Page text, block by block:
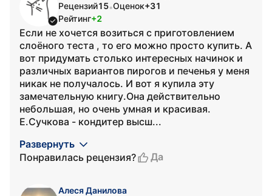
Рецензий15•Оценок+31
Рейтинг+2
Если не хочется возиться с приготовлением
слоёного теста , то его можно просто купить. А
вот придумать столько интересных начинок и
различных вариантов пирогов и печенья у меня
никак не получалось. И вот я купила эту
замечательную книгу.Она действительно
небольшая, но очень умная и красивая.
Е.Сучкова - кондитер высш...
Развернуть
Понравилась рецензия?
Да
Алеся Данилова